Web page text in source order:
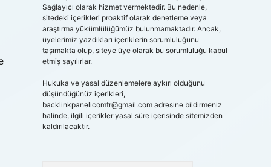
Sağlayıcı olarak hizmet vermektedir. Bu nedenle,
sitedeki içerikleri proaktif olarak denetleme veya
araştırma yükümlülüğümüz bulunmamaktadır. Ancak,
üyelerimiz yazdıkları içeriklerin sorumluluğunu
taşımakta olup, siteye üye olarak bu sorumluluğu kabul
etmiş sayılırlar.
Hukuka ve yasal düzenlemelere aykırı olduğunu
düşündüğünüz içerikleri,
backlinkpanelicomtr@gmail.comadresine bildirmeniz
halinde, ilgili içerikler yasal süre içerisinde sitemizden
kaldırılacaktır.